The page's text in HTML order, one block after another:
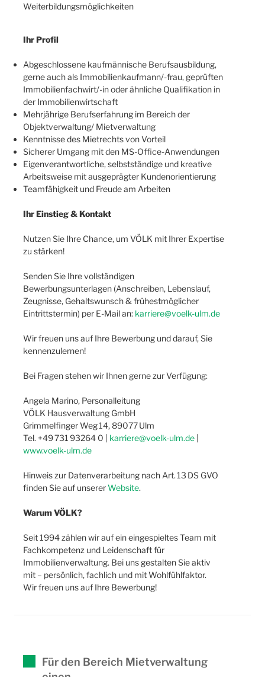
Weiterbildungsmöglichkeiten
Ihr Profil
Abgeschlossene kaufmännische Berufsausbildung,
gerne auch als Immobilienkaufmann/-frau, geprüften
Immobilienfachwirt/-in oder ähnliche Qualifikation in
der Immobilienwirtschaft
Mehrjährige Berufserfahrung im Bereich der
Objektverwaltung/ Mietverwaltung
Kenntnisse des Mietrechts von Vorteil
Sicherer Umgang mit den MS-Office-Anwendungen
Eigenverantwortliche, selbstständige und kreative
Arbeitsweise mit ausgeprägter Kundenorientierung
Teamfähigkeit und Freude am Arbeiten
Ihr Einstieg & Kontakt
Nutzen Sie Ihre Chance, um VÖLK mit Ihrer Expertise
zu stärken!
Senden Sie Ihre vollständigen
Bewerbungsunterlagen (Anschreiben, Lebenslauf,
Zeugnisse, Gehaltswunsch & frühestmöglicher
Eintrittstermin) per E-Mail an: karriere@voelk-ulm.de
Wir freuen uns auf Ihre Bewerbung und darauf, Sie
kennenzulernen!
Bei Fragen stehen wir Ihnen gerne zur Verfügung:
Angela Marino, Personalleitung
VÖLK Hausverwaltung GmbH
Grimmelfinger Weg 14, 89077 Ulm
Tel. +49 731 93264 0 | karriere@voelk-ulm.de
www.voelk-ulm.de
Hinweis zur Datenverarbeitung nach Art. 13 DS GVO
finden Sie auf unsererWebsite.
Warum VÖLK?
Seit 1994 zählen wir auf ein eingespieltes Team mit
Fachkompetenz und Leidenschaft für
Immobilienverwaltung. Bei uns gestalten Sie aktiv
mit – persönlich, fachlich und mit Wohlfühlfaktor.
Wir freuen uns auf Ihre Bewerbung!
Für den Bereich Mietverwaltung